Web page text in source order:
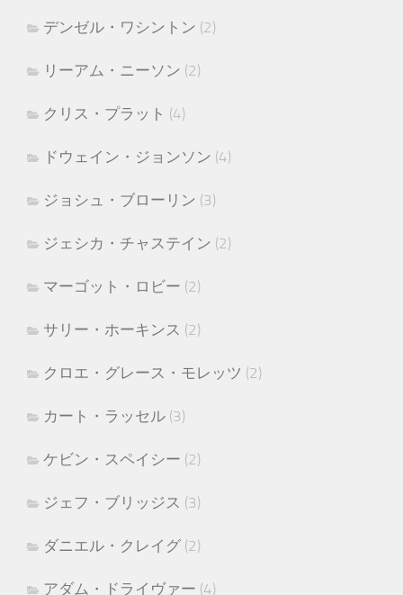
デンゼル・ワシントン (2)
リーアム・ニーソン (2)
クリス・プラット (4)
ドウェイン・ジョンソン (4)
ジョシュ・ブローリン (3)
ジェシカ・チャステイン (2)
マーゴット・ロビー (2)
サリー・ホーキンス (2)
クロエ・グレース・モレッツ (2)
カート・ラッセル (3)
ケビン・スペイシー (2)
ジェフ・ブリッジス (3)
ダニエル・クレイグ (2)
アダム・ドライヴァー (4)